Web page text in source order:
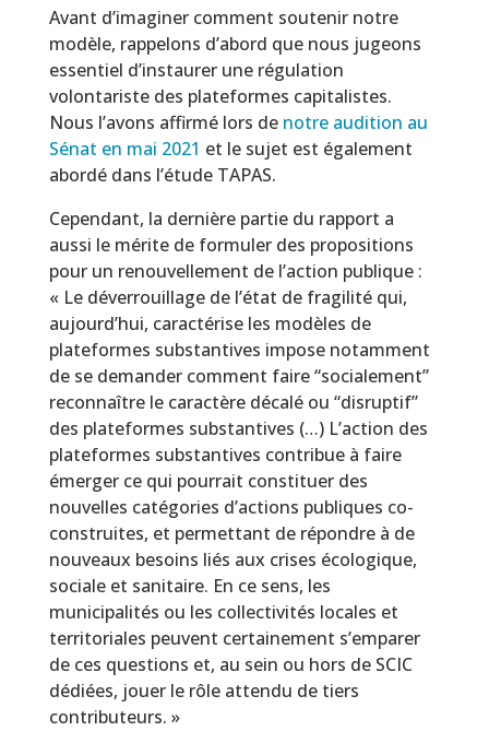
Avant d’imaginer comment soutenir notre
modèle, rappelons d’abord que nous jugeons
essentiel d’instaurer une régulation
volontariste des plateformes capitalistes.
Nous l’avons affirmé lors de notre audition au
Sénat en mai 2021 et le sujet est également
abordé dans l’étude TAPAS.
Cependant, la dernière partie du rapport a
aussi le mérite de formuler des propositions
pour un renouvellement de l’action publique :
« Le déverrouillage de l’état de fragilité qui,
aujourd’hui, caractérise les modèles de
plateformes substantives impose notamment
de se demander comment faire “socialement”
reconnaître le caractère décalé ou “disruptif”
des plateformes substantives (…) L’action des
plateformes substantives contribue à faire
émerger ce qui pourrait constituer des
nouvelles catégories d’actions publiques co-
construites, et permettant de répondre à de
nouveaux besoins liés aux crises écologique,
sociale et sanitaire. En ce sens, les
municipalités ou les collectivités locales et
territoriales peuvent certainement s’emparer
de ces questions et, au sein ou hors de SCIC
dédiées, jouer le rôle attendu de tiers
contributeurs. »